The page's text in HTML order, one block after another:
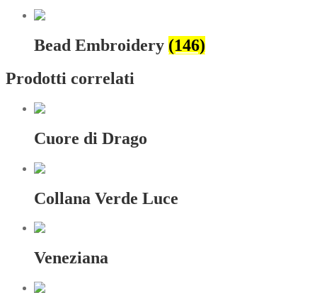
Bead Embroidery (146)
Prodotti correlati
Cuore di Drago
Collana Verde Luce
Veneziana